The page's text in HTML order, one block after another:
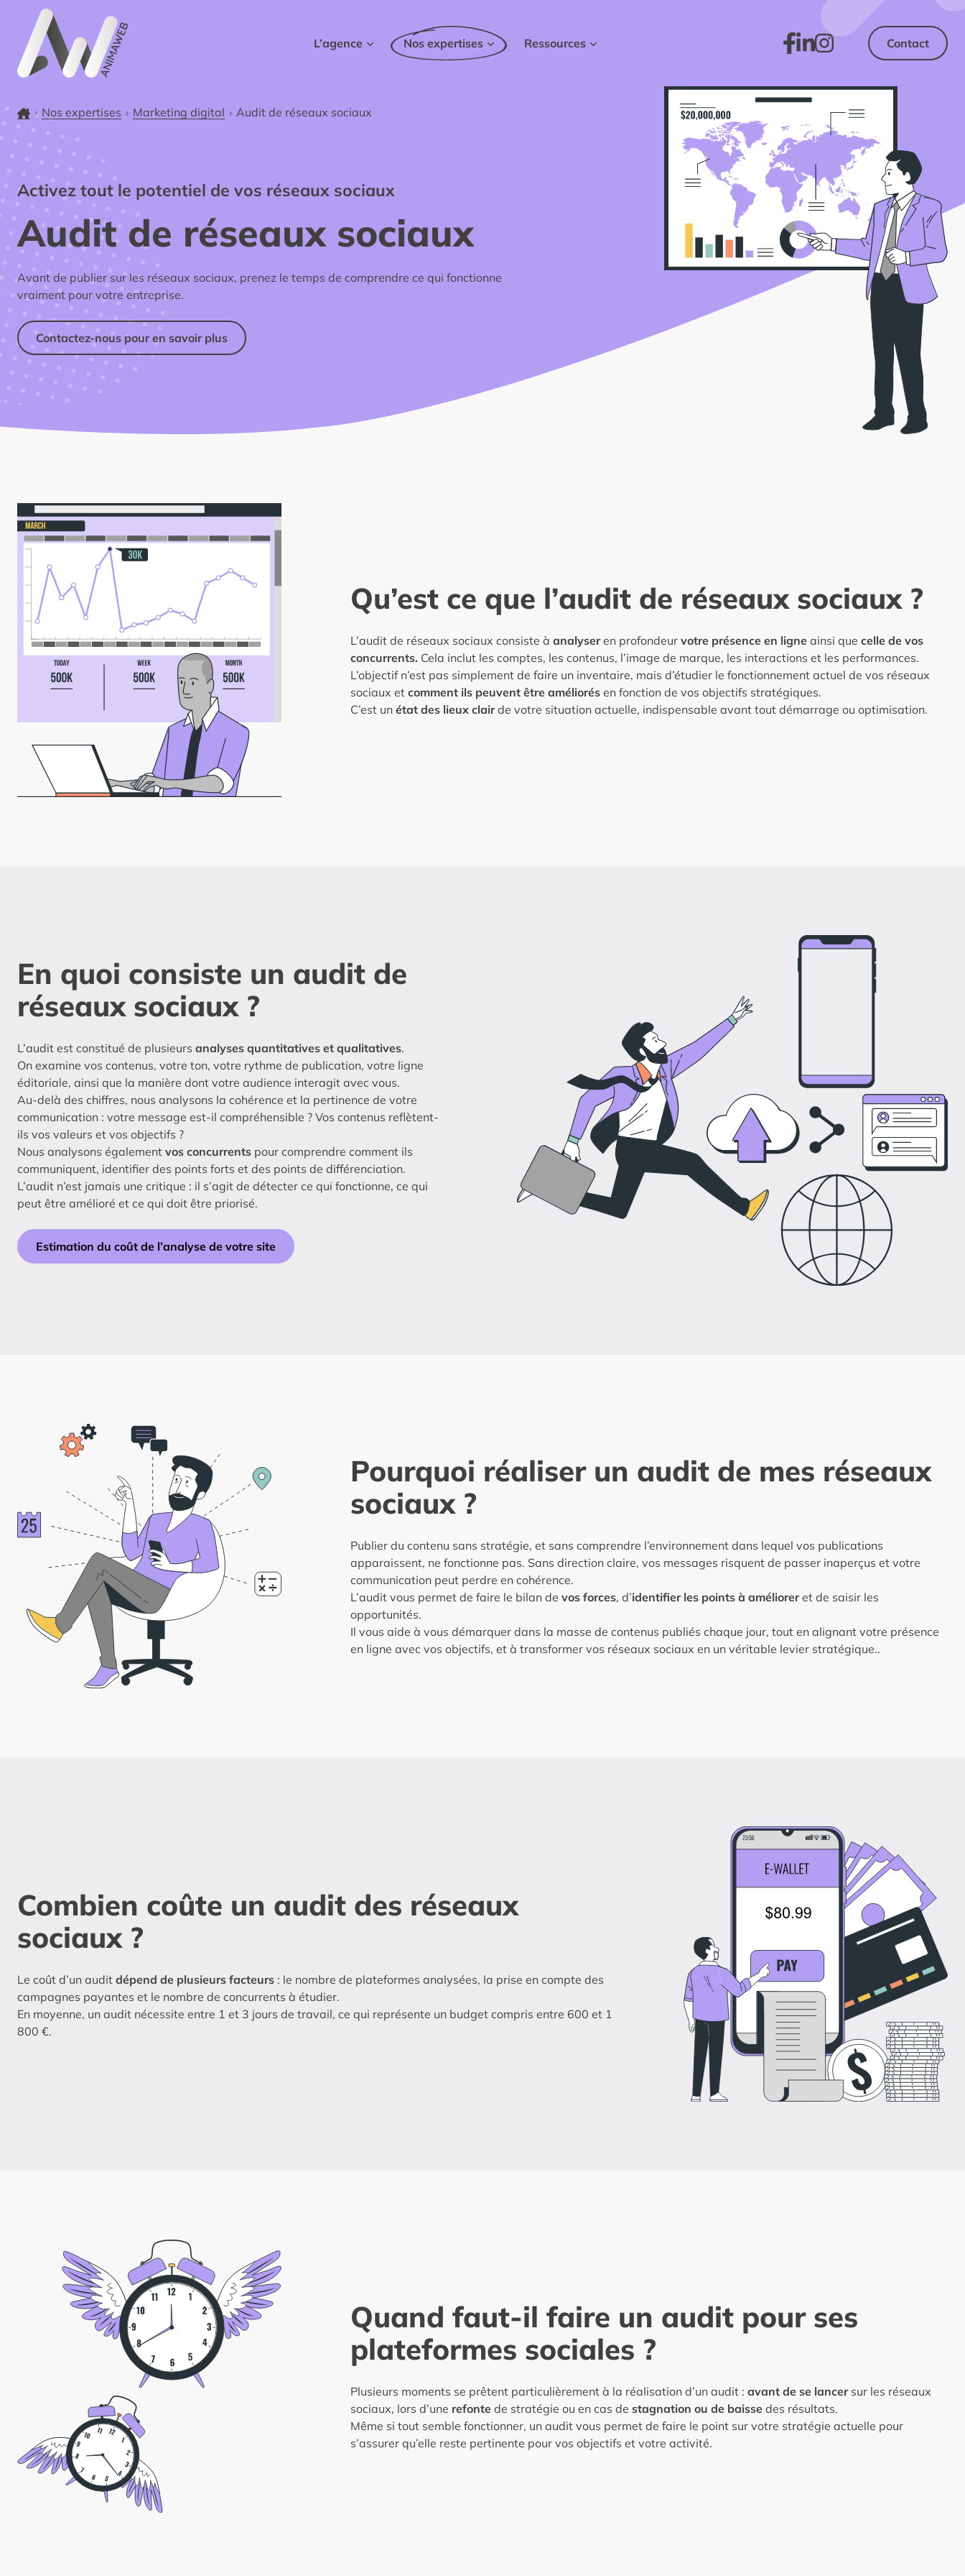
Nos expertises
Facebook
LinkedInInstagram
Contact
L’agence
Nos expertises
Ressources
Contact
Accueil
Nos expertises Marketing digital Audit de réseaux sociaux
Activez tout le potentiel de vos réseaux sociaux
Audit de réseaux sociaux
Avant de publier sur les réseaux sociaux, prenez le temps de comprendre ce qui fonctionne
vraiment pour votre entreprise.
Contactez-nous pour en savoir plus
Qu’est ce que l’audit de réseaux sociaux ?
L’audit de réseaux sociaux consiste à analyseren profondeur votre présence en ligne ainsi que celle de vos
concurrents. Cela inclut les comptes, les contenus, l’image de marque, les interactions et les performances.
L’objectif n’est pas simplement de faire un inventaire, mais d’étudier le fonctionnement actuel de vos réseaux
sociaux et comment ils peuvent être améliorés en fonction de vos objectifs stratégiques.
C’est un état des lieux clairde votre situation actuelle, indispensable avant tout démarrage ou optimisation.
En quoi consiste un audit de
réseaux sociaux ?
L’audit est constitué de plusieurs analyses quantitatives et qualitatives.
On examine vos contenus, votre ton, votre rythme de publication, votre ligne
éditoriale, ainsi que la manière dont votre audience interagit avec vous.
Au-delà des chiffres, nous analysons la cohérence et la pertinence de votre
communication : votre message est-il compréhensible ? Vos contenus reflètent-
ils vos valeurs et vos objectifs ?
Nous analysons également vos concurrents pour comprendre comment ils
communiquent, identifier des points forts et des points de différenciation.
L’audit n’est jamais une critique : il s’agit de détecter ce qui fonctionne, ce qui
peut être amélioré et ce qui doit être priorisé.
Estimation du coût de l’analyse de votre site
Pourquoi réaliser un audit de mes réseaux
sociaux ?
Publier du contenu sans stratégie, et sans comprendre l’environnement dans lequel vos publications
apparaissent, ne fonctionne pas. Sans direction claire, vos messages risquent de passer inaperçus et votre
communication peut perdre en cohérence.
L’audit vous permet de faire le bilan de vos forces, d’identifier les points à amélioreret de saisir les
opportunités.
Il vous aide à vous démarquer dans la masse de contenus publiés chaque jour, tout en alignant votre présence
en ligne avec vos objectifs, et à transformer vos réseaux sociaux en un véritable levier stratégique..
Combien coûte un audit des réseaux
sociaux ?
Le coût d’un audit dépend de plusieurs facteurs : le nombre de plateformes analysées, la prise en compte des
campagnes payantes et le nombre de concurrents à étudier.
En moyenne, un audit nécessite entre 1 et 3 jours de travail, ce qui représente un budget compris entre 600 et 1
800 €.
Quand faut-il faire un audit pour ses
plateformes sociales ?
Plusieurs moments se prêtent particulièrement à la réalisation d’un audit : avant de se lancersur les réseaux
sociaux, lors d’une refonte de stratégie ou en cas de stagnation ou de baisse des résultats.
Même si tout semble fonctionner, un audit vous permet de faire le point sur votre stratégie actuelle pour
s’assurer qu’elle reste pertinente pour vos objectifs et votre activité.